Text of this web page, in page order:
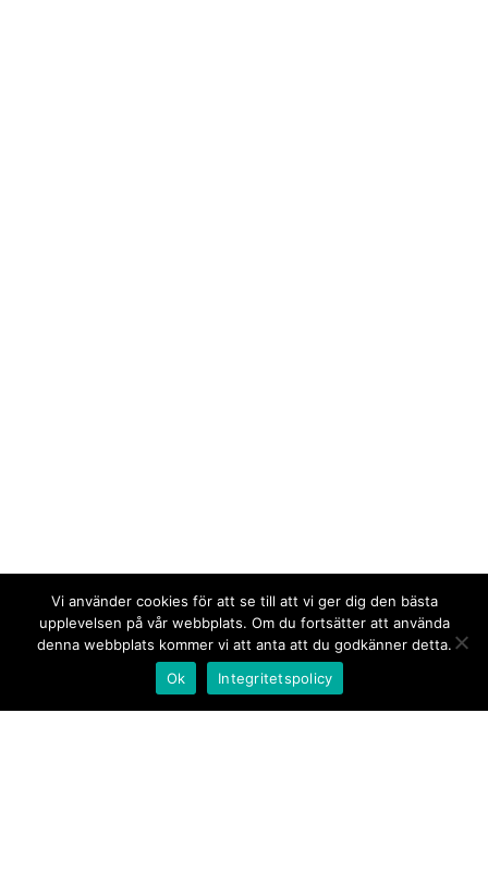
Vi använder cookies för att se till att vi ger dig den bästa
upplevelsen på vår webbplats. Om du fortsätter att använda
denna webbplats kommer vi att anta att du godkänner detta.
Ok
Integritetspolicy